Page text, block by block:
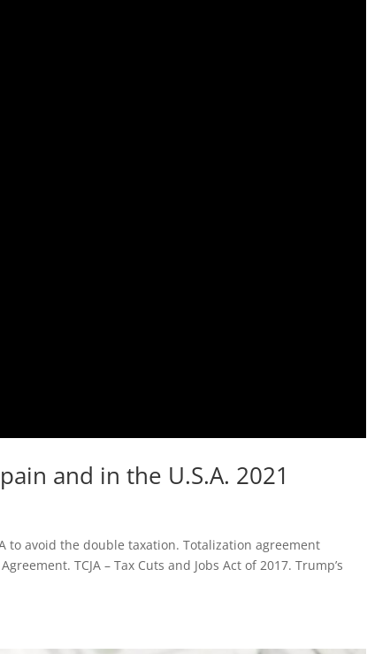
and in the U.S.A. 2021
to avoid the double taxation. Totalization agreement
TCJA – Tax Cuts and Jobs Act of 2017. Trump’s